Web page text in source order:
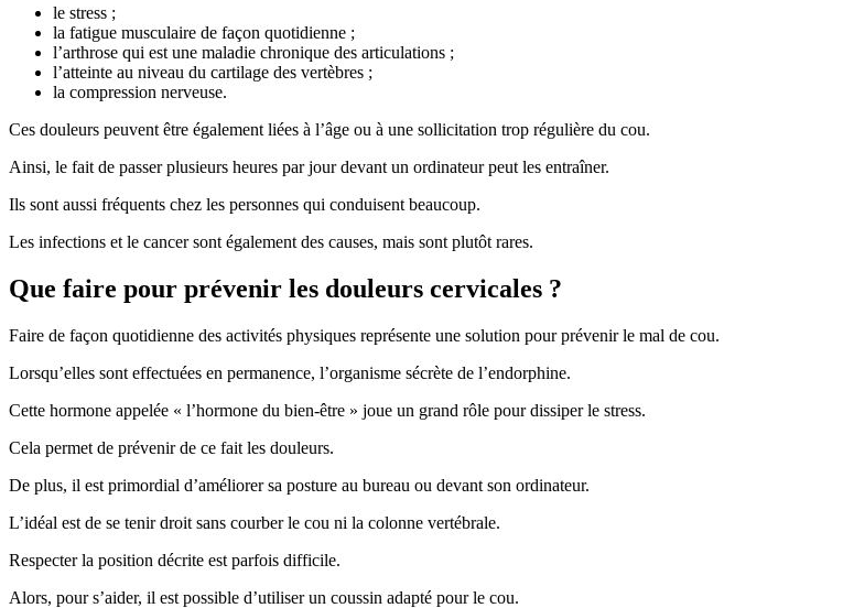
le stress ;
la fatigue musculaire de façon quotidienne ;
l’arthrose qui est une maladie chronique des articulations ;
l’atteinte au niveau du cartilage des vertèbres ;
la compression nerveuse.
Ces douleurs peuvent être également liées à l’âge ou à une sollicitation trop régulière du cou.
Ainsi, le fait de passer plusieurs heures par jour devant un ordinateur peut les entraîner.
Ils sont aussi fréquents chez les personnes qui conduisent beaucoup.
Les infections et le cancer sont également des causes, mais sont plutôt rares.
Que faire pour prévenir les douleurs cervicales ?
Faire de façon quotidienne des activités physiques représente une solution pour prévenir le mal de cou.
Lorsqu’elles sont effectuées en permanence, l’organisme sécrète de l’endorphine.
Cette hormone appelée « l’hormone du bien-être » joue un grand rôle pour dissiper le stress.
Cela permet de prévenir de ce fait les douleurs.
De plus, il est primordial d’améliorer sa posture au bureau ou devant son ordinateur.
L’idéal est de se tenir droit sans courber le cou ni la colonne vertébrale.
Respecter la position décrite est parfois difficile.
Alors, pour s’aider, il est possible d’utiliser un coussin adapté pour le cou.